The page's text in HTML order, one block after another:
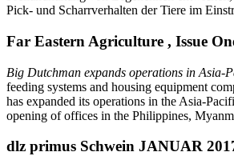
Pick- und Scharrverhalten der Tiere im
Far Eastern Agriculture , Issue
Big Dutchman expands operations in Asia-
feeding systems and housing equipment
has expanded its operations in the Asia-
opening of offices in the Philippines,
dlz primus Schwein JANUAR